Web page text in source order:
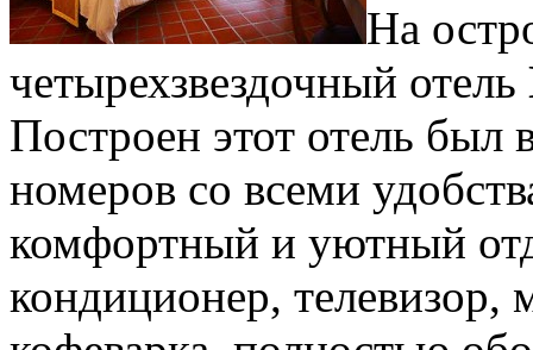
На
четырехзвездочный отель
Построен этот отель был
номеров со всеми
комфортный и уютный
кондиционер, телевизор,